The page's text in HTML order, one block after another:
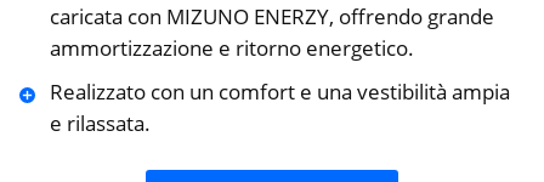
caricata con MIZUNO ENERZY, offrendo grande
ammortizzazione e ritorno energetico.
Realizzato con un comfort e una vestibilità ampia
e rilassata.